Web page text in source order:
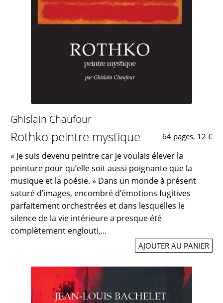
Ghislain Chaufour
Rothko peintre mystique 64 pages, 12 €
« Je suis devenu peintre car je voulais élever la
peinture pour qu’elle soit aussi poignante que la
musique et la poésie. » Dans un monde à présent
saturé d’images, encombré d’émotions fugitives
parfaitement orchestrées et dans lesquelles le
silence de la vie intérieure a presque été
complètement englouti,...
AJOUTER AU PANIER